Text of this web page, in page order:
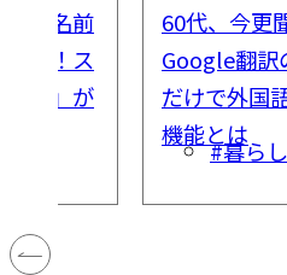
花の名前
決！ス
機能」が
60代、今更
Google翻訳
だけで外国
機能とは
#暮らし